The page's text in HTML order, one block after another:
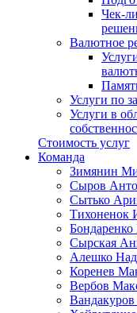
Чек-
Валютное
Услуги по
Услуги в
Стоимость услуг
Команда
Зимянин
Сыров
Сытько
Тихоненок
Сырская
Алешко
Коренев
Вербов